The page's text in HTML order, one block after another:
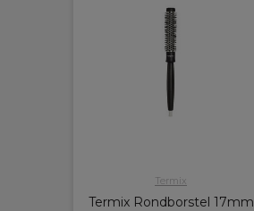
Termix
Termix Rondborstel 17mm